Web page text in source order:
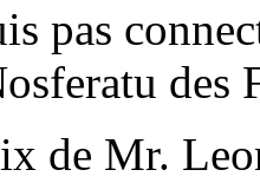
pas
des
de Mr.